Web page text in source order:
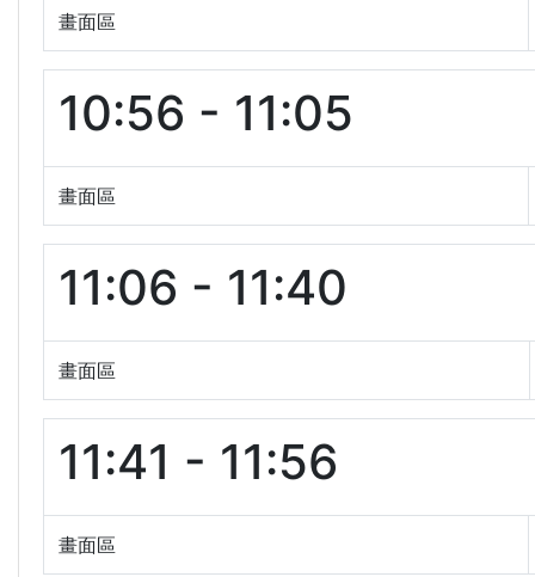
畫面區
10:56 - 11:05
畫面區
11:06 - 11:40
畫面區
11:41 - 11:56
畫面區